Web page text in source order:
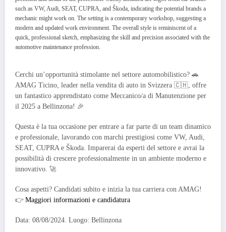
Cerchi un’opportunità stimolante nel settore automobilistico? 🚗
AMAG Ticino, leader nella vendita di auto in Svizzera 🇨🇭, offre
un fantastico apprendistato come Meccanico/a di Manutenzione per
il 2025 a Bellinzona! 🎉
Questa è la tua occasione per entrare a far parte di un team dinamico
e professionale, lavorando con marchi prestigiosi come VW, Audi,
SEAT, CUPRA e Škoda. Imparerai da esperti del settore e avrai la
possibilità di crescere professionalmente in un ambiente moderno e
innovativo. 🚀
Cosa aspetti? Candidati subito e inizia la tua carriera con AMAG!
👉 Maggiori informazioni e candidatura
Data: 08/08/2024. Luogo: Bellinzona